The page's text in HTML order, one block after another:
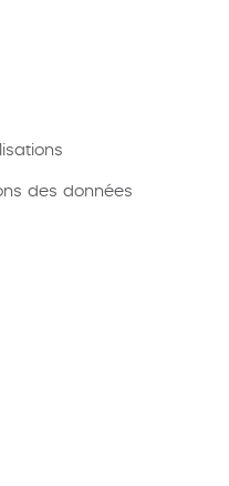
des données